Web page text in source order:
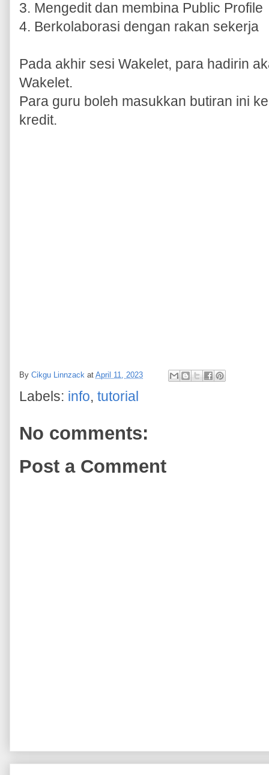
3. Mengedit dan membina Public Profile
4. Berkolaborasi dengan rakan sekerja
Pada akhir sesi Wakelet, para hadirin
Wakelet.
Para guru boleh masukkan butiran ini
kredit.
By Cikgu Linnzack at April 11, 2023
Labels: info, tutorial
No comments:
Post a Comment